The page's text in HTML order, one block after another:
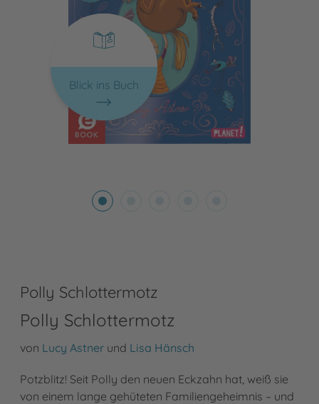
Blick ins Buch
Polly Schlottermotz
Polly Schlottermotz
von Lucy Astner und Lisa Hänsch
Potzblitz! Seit Polly den neuen Eckzahn hat, weiß sie
von einem lange gehüteten Familiengeheimnis – und